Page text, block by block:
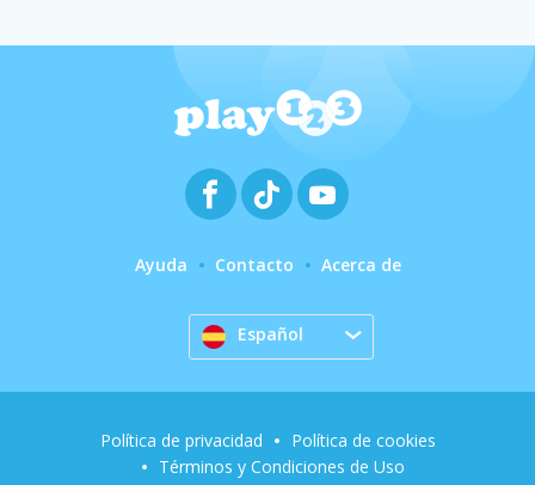
Ayuda Contacto Acerca de
Español
Política de privacidad
Política de cookies
Términos y Condiciones de Uso